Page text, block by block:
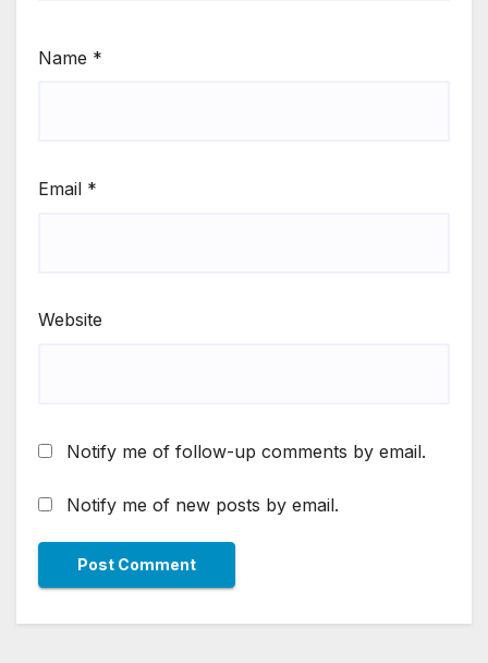
Name *
Email *
Website
Notify me of follow-up comments by email.
Notify me of new posts by email.